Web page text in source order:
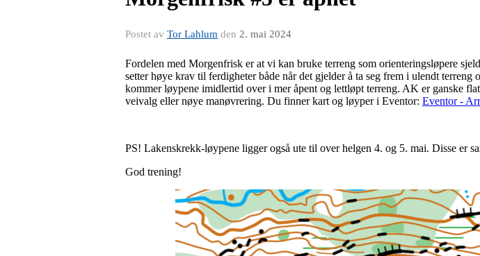
Postet av Tor Lahlum den 2. mai 2024
Fordelen med Morgenfrisk er at vi kan bruke terreng som orienteringsløpere
setter høye krav til ferdigheter både når det gjelder å ta seg frem i ulendt
kommer løypene imidlertid over i mer åpent og lettløpt terreng. AK er ganske
veivalg eller nøye manøvrering. Du finner kart og løyper i Eventor: Eventor -
PS! Lakenskrekk-løypene ligger også ute til over helgen 4. og 5. mai. Disse er
God trening!